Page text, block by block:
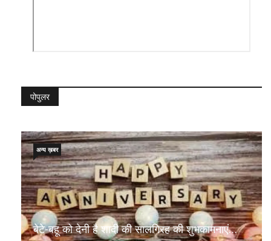
पोपुलर
बेटे-बहू को देनी है शादी की सालगिरह की शुभकामनाएं…
अन्य ख़बर